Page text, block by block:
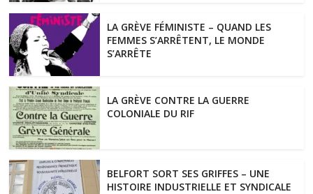
LA GRÈVE FÉMINISTE – QUAND LES
FEMMES S’ARRÊTENT, LE MONDE
S’ARRÊTE
LA GRÈVE CONTRE LA GUERRE
COLONIALE DU RIF
BELFORT SORT SES GRIFFES – UNE
HISTOIRE INDUSTRIELLE ET SYNDICALE